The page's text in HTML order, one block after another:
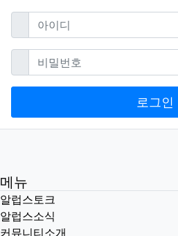
아이디필수
비밀번호필수
로그인
메뉴
알럽스토크
알럽스소식
커뮤니티소개